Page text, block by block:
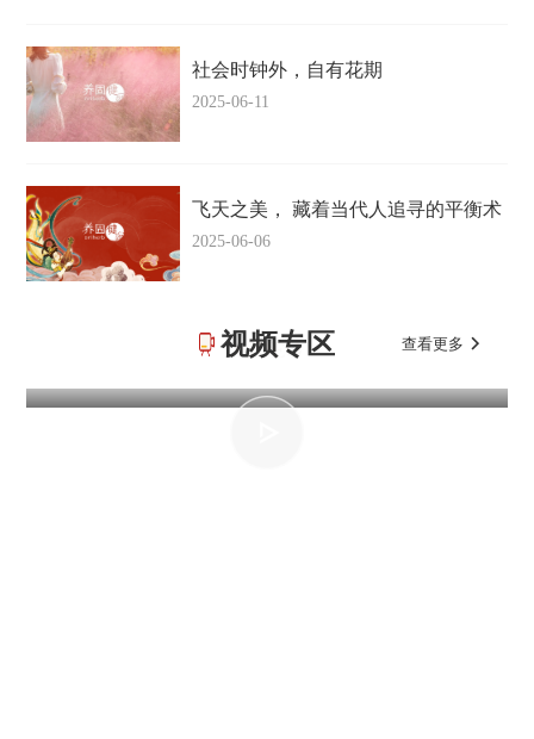
社会时钟外，自有花期
2025-06-11
飞天之美， 藏着当代人追寻的平衡术
2025-06-06
VIDEO
视频专区 查看更多